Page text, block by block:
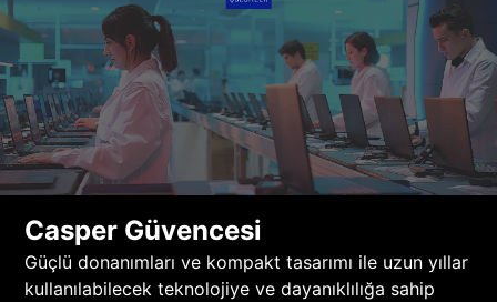
Casper Güvencesi
Güçlü donanımları ve kompakt tasarımı ile uzun yıllar
kullanılabilecek teknolojiye ve dayanıklılığa sahip